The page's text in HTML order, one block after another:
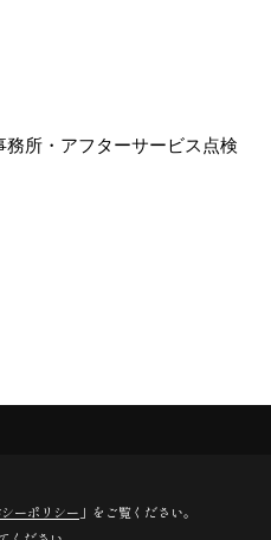
所・アフターサービス点検
All Rights Reserved.
ーポリシー 」をご覧ください。